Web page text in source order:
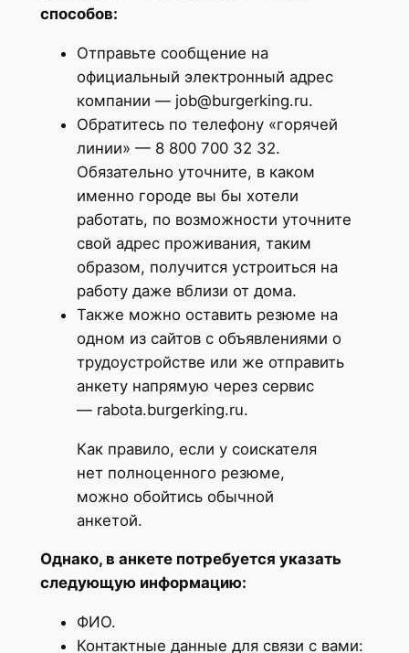
способов:
Отправьте сообщение на
официальный электронный адрес
компании — job@burgerking.ru.
Обратитесь по телефону «горячей
линии» — 8 800 700 32 32.
Обязательно уточните, в каком
именно городе вы бы хотели
работать, по возможности уточните
свой адрес проживания, таким
образом, получится устроиться на
работу даже вблизи от дома.
Также можно оставить резюме на
одном из сайтов с объявлениями о
трудоустройстве или же отправить
анкету напрямую через сервис
— rabota.burgerking.ru.
Как правило, если у соискателя
нет полноценного резюме,
можно обойтись обычной
анкетой.
Однако, в анкете потребуется указать
следующую информацию:
ФИО.
Контактные данные для связи с вами: